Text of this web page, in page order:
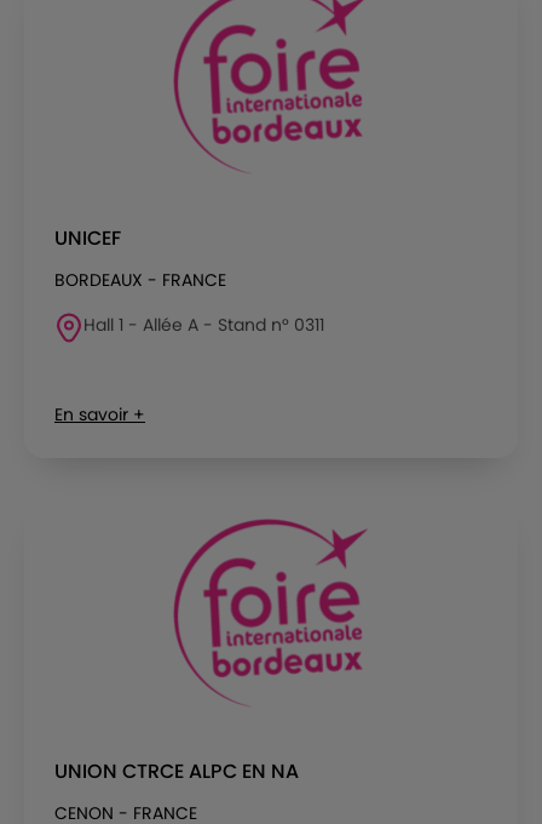
UNICEF
BORDEAUX - FRANCE
Hall 1 - Allée A - Stand n° 0311
En savoir +
UNION CTRCE ALPC EN NA
CENON - FRANCE